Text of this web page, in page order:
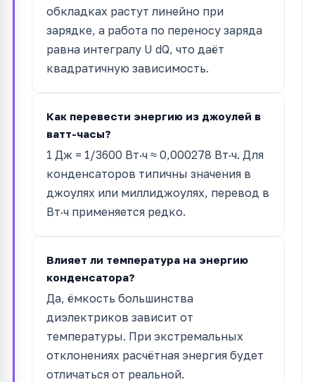
обкладках растут линейно при
зарядке, а работа по переносу заряда
равна интегралу U dQ, что даёт
квадратичную зависимость.
Как перевести энергию из джоулей в
ватт-часы?
1 Дж = 1/3600 Вт·ч ≈ 0,000278 Вт·ч. Для
конденсаторов типичны значения в
джоулях или миллиджоулях, перевод в
Вт·ч применяется редко.
Влияет ли температура на энергию
конденсатора?
Да, ёмкость большинства
диэлектриков зависит от
температуры. При экстремальных
отклонениях расчётная энергия будет
отличаться от реальной.